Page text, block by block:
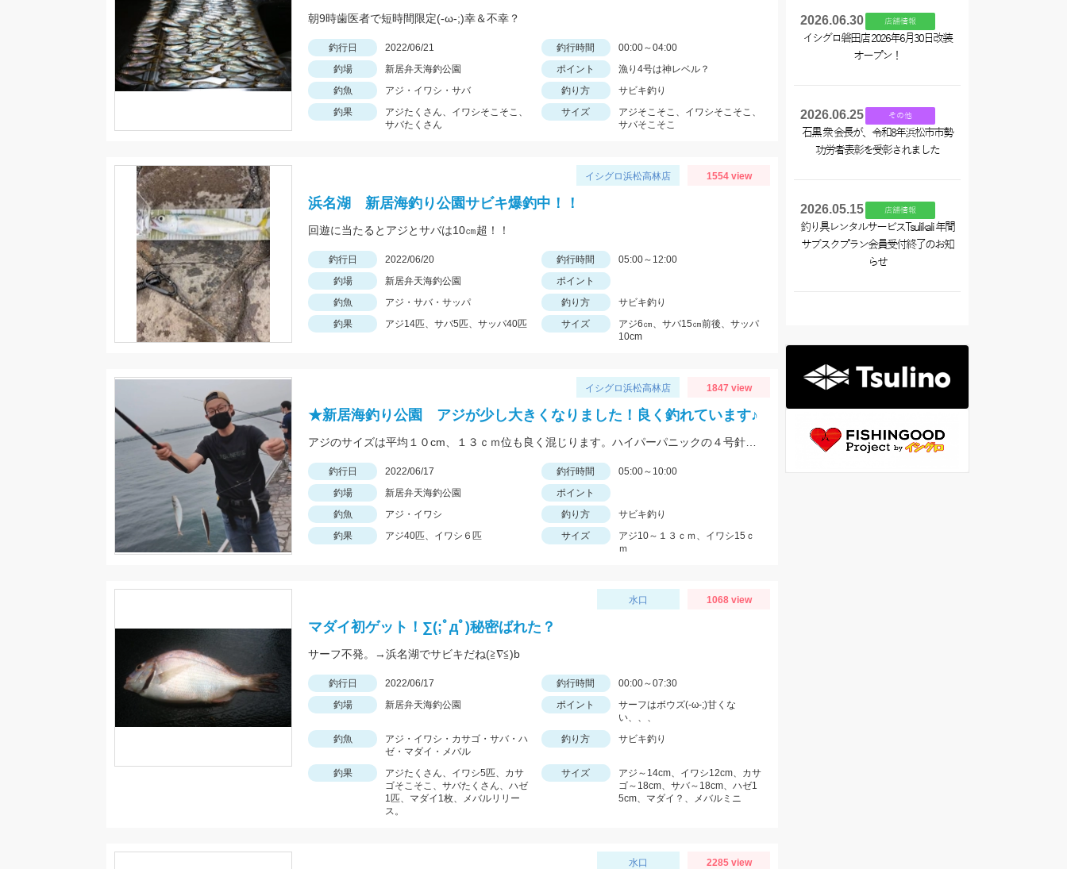
朝9時歯医者で短時間限定(-ω-;)幸＆不幸？
釣行日 2022/06/21 釣行時間
00:00～04:00
釣場
新居弁天海釣公園 ポイント
漁り4号は神レベル？
釣魚
アジ・イワシ・サバ 釣り方
サビキ釣り
釣果
アジたくさん、イワシそこそこ、
サバたくさん
サイズ
アジそこそこ、イワシそこそこ、
サバそこそこ
イシグロ浜松高林店 1554 view
浜名湖 新居海釣り公園サビキ爆釣中！！
回遊に当たるとアジとサバは10㎝超！！
釣行日 2022/06/20 釣行時間
05:00～12:00
釣場
新居弁天海釣公園
ポイント
釣魚
アジ・サバ・サッパ 釣り方
サビキ釣り
釣果
アジ14匹、サバ5匹、サッパ40匹 サイズ
アジ6㎝、サバ15㎝前後、サッパ
10cm
イシグロ浜松高林店 1847 view
★新居海釣り公園 アジが少し大きくなりました！良く釣れています♪
釣行日 2022/06/17 釣行時間
05:00～10:00
釣場
新居弁天海釣公園
ポイント
釣魚
アジ・イワシ 釣り方
サビキ釣り
釣果
アジ40匹、イワシ６匹 サイズ
アジ10～１３ｃｍ、イワシ15ｃ
ｍ
水口 1068 view
マダイ初ゲット！∑(;ﾟдﾟ)秘密ばれた？
サーフ不発。→浜名湖でサビキだね(≧∇≦)b
釣行日 2022/06/17 釣行時間
00:00～07:30
釣場
新居弁天海釣公園 ポイント
サーフはボウズ(-ω-;)甘くな
い、、、
釣魚
アジ・イワシ・カサゴ・サバ・ハ
ゼ・マダイ・メバル
釣り方 サビキ釣り
釣果
アジたくさん、イワシ5匹、カサ
ゴそこそこ、サバたくさん、ハゼ
1匹、マダイ1枚、メバルリリー
ス。
サイズ
アジ～14cm、イワシ12cm、カサ
ゴ～18cm、サバ～18cm、ハゼ1
5cm、マダイ？、メバルミニ
水口 2285 view
2026.06.30 店舗情報
イシグロ磐田店 2026年6月30日改装
オープン！
2026.06.25 その他
石黒 衆 会長が、令和8年浜松市市勢
功労者表彰を受彰されました
2026.05.15 店舗情報
釣り具レンタルサービスTsulikali 年間
サブスクプラン会員受付終了のお知
らせ